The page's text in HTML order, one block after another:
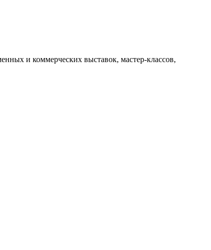
и коммерческих выставок, мастер-классов,